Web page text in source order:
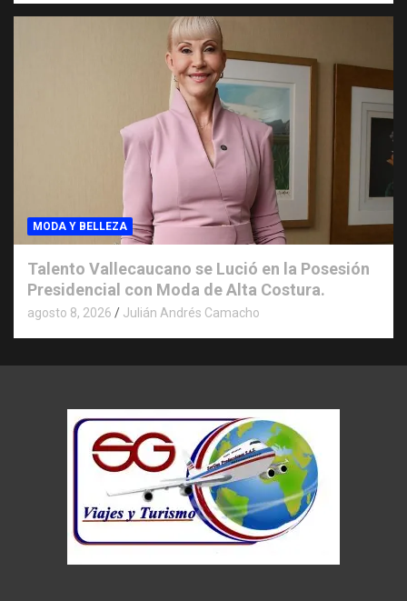
MODA Y BELLEZA
Talento Vallecaucano se Lució en la Posesión
Presidencial con Moda de Alta Costura.
agosto 8, 2026 Julián Andrés Camacho